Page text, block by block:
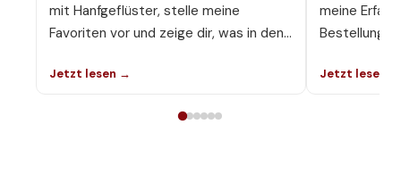
mit Hanfgeflüster, stelle meine
Favoriten vor und zeige dir, was in den
drinsteckt!
Jetzt lesen →
meine
Bestellung,
genau
Jetzt lesen →